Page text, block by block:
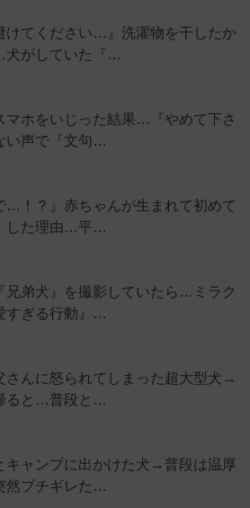
けてください…』洗濯物を干したか
犬がしていた『…
マホをいじった結果…『やめて下さ
い声で『文句…
…！？』赤ちゃんが生まれて初めて
した理由…平…
兄弟犬』を撮影していたら…ミラク
すぎる行動』…
さんに怒られてしまった超大型犬→
ると…普段と…
キャンプに出かけた犬→普段は温厚
然ブチギレた…